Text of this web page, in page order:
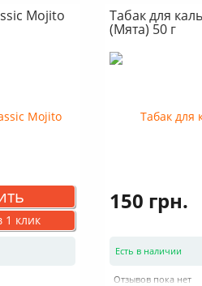
Mojito
1 клик
Табак для
(Мята) 50 г
150 грн.
Есть в наличии
Отзывов пока нет